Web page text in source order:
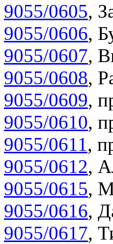
9055/0605,
9055/0606,
9055/0607,
9055/0608,
9055/0609,
9055/0610,
9055/0611,
9055/0612,
9055/0615,
9055/0616,
9055/0617,